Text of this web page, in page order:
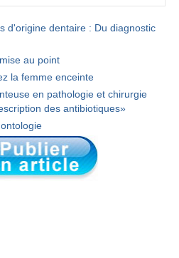
d'origine dentaire : Du diagnostic
au point
la femme enceinte
en pathologie et chirurgie
des antibiotiques»